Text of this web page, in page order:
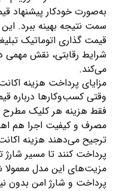
به‌صورت خودکار پیشنهاد
سمت نتیجه بهینه ببرد. این
قیمت گذاری اتوماتیک
شرایط رقابتی، نقش مهمی
می‌کند.
مزایای پرداخت هزینه
وقتی کسب‌وکارها درباره
فقط هزینه هر کلیک
مصرف و کیفیت اجرا هم
ترجیح می‌دهند هزینه
پرداخت کنند تا مسیر شارژ
مزیت‌های این مدل معمولا
پرداخت و شارژ امن بدون